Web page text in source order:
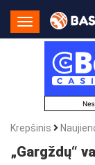
Toggle
Navigation
Krepšinis
„Gargždų“